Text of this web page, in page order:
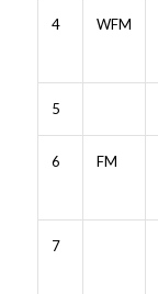
4 WFM
5
6 FM
7